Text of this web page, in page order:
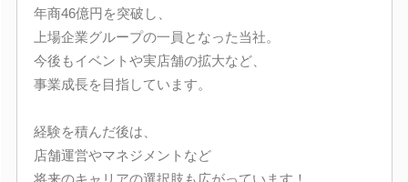
年商46億円を突破し、
上場企業グループの一員となった当社。
今後もイベントや実店舗の拡大など、
事業成長を目指しています。
経験を積んだ後は、
店舗運営やマネジメントなど
将来のキャリアの選択肢も広がっています！